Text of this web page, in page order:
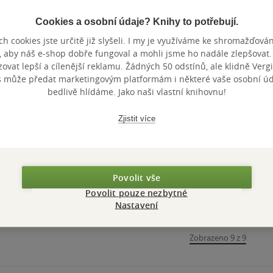
Nedostupné
Kameny bohů.
Soutěska
Pavel Zdražil
Nedostupné
Nedostupné
Ohňové básně
Pavel Zdražil
5
hvězdiček
kniha
Nedostupné
Nedostupné
Zobrazeno 9 z 9
Cookies a osobní údaje? Knihy to potřebují.
cookies jste určitě již slyšeli. I my je využíváme ke
aby náš e-shop dobře fungoval a mohli jsme ho nadále zlepšovat.
lepší a cílenější reklamu. Žádných 50 odstínů, ale klidně
může předat marketingovým platformám i některé vaše osobní
bedlivě hlídáme. Jako naši vlastní knihovnu!
Zjistit více
Povolit vše
Povolit pouze nezbytné
Nastavení